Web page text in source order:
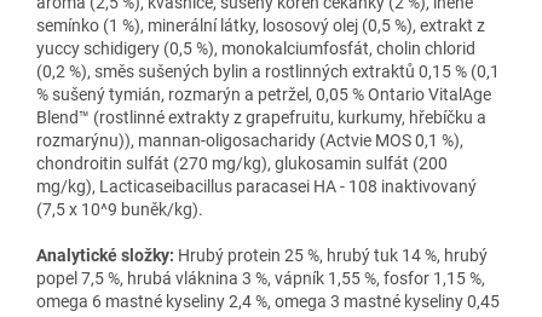
semínko (1 %), minerální látky, lososový olej (0,5 %), extrakt z
yuccy schidigery (0,5 %), monokalciumfosfát, cholin chlorid
(0,2 %), směs sušených bylin a rostlinných extraktů 0,15 % (0,1
% sušený tymián, rozmarýn a petržel, 0,05 % Ontario VitalAge
Blend™ (rostlinné extrakty z grapefruitu, kurkumy, hřebíčku a
rozmarýnu)), mannan-oligosacharidy (Actvie MOS 0,1 %),
chondroitin sulfát (270 mg/kg), glukosamin sulfát (200
mg/kg), Lacticaseibacillus paracasei HA - 108 inaktivovaný
(7,5 x 10^9 buněk/kg).
Analytické složky: Hrubý protein 25 %, hrubý tuk 14 %, hrubý
popel 7,5 %, hrubá vláknina 3 %, vápník 1,55 %, fosfor 1,15 %,
omega 6 mastné kyseliny 2,4 %, omega 3 mastné kyseliny 0,45